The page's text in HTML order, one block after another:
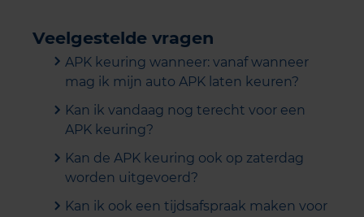
Veelgestelde vragen
APK keuring wanneer: vanaf wanneer
mag ik mijn auto APK laten keuren?
Kan ik vandaag nog terecht voor een
APK keuring?
Kan de APK keuring ook op zaterdag
worden uitgevoerd?
Kan ik ook een tijdsafspraak maken voor